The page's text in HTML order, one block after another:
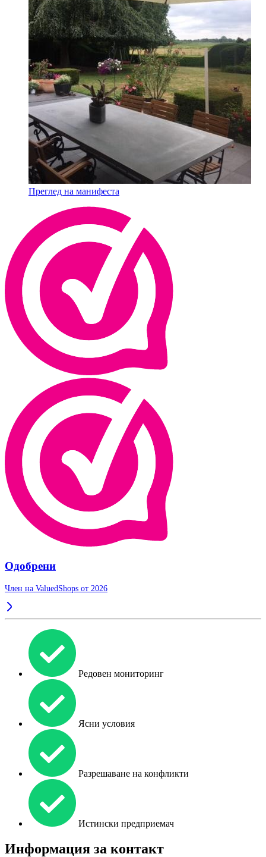
Преглед на манифеста
Одобрени
Член на ValuedShops от 2026
Редовен мониторинг
Ясни условия
Разрешаване на конфликти
Истински предприемач
Информация за контакт